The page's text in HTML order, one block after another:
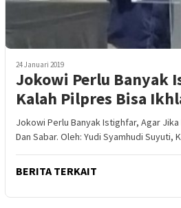
24 Januari 2019
Jokowi Perlu Banyak
Kalah Pilpres Bisa
Jokowi Perlu Banyak Istighfar, Agar
Dan Sabar. Oleh: Yudi Syamhudi
BERITA TERKAIT